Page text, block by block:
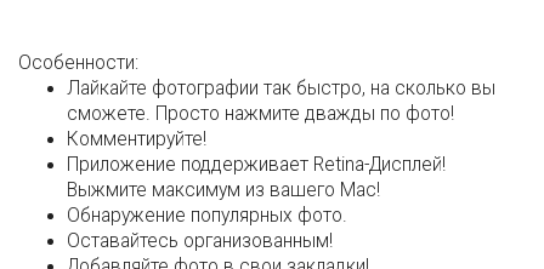
Особенности:
Лайкайте фотографии так быстро, на сколько вы
сможете. Просто нажмите дважды по фото!
Комментируйте!
Приложение поддерживает Retina-Дисплей!
Выжмите максимум из вашего Mac!
Обнаружение популярных фото.
Оставайтесь организованным!